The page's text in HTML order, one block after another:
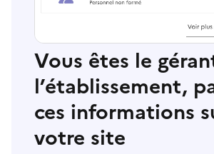
Vous êtes le
l’établissement,
ces informations
votre site